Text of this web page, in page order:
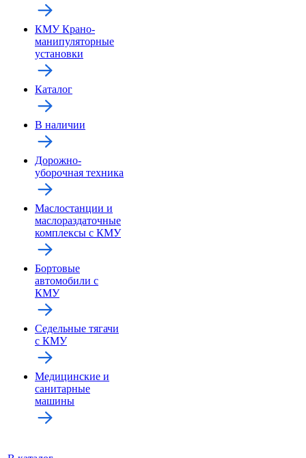
КМУ Крано-
манипуляторные
установки
Каталог
В наличии
Дорожно-
уборочная техника
Маслостанции и
маслораздаточные
комплексы с КМУ
Бортовые
автомобили с
КМУ
Седельные тягачи
с КМУ
Медицинские и
санитарные
машины